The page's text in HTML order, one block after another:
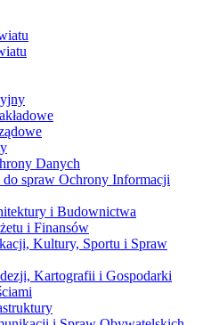
Danych
do spraw Ochrony Informacji
i Budownictwa
i Finansów
Kultury, Sportu i Spraw
Kartografii i Gospodarki